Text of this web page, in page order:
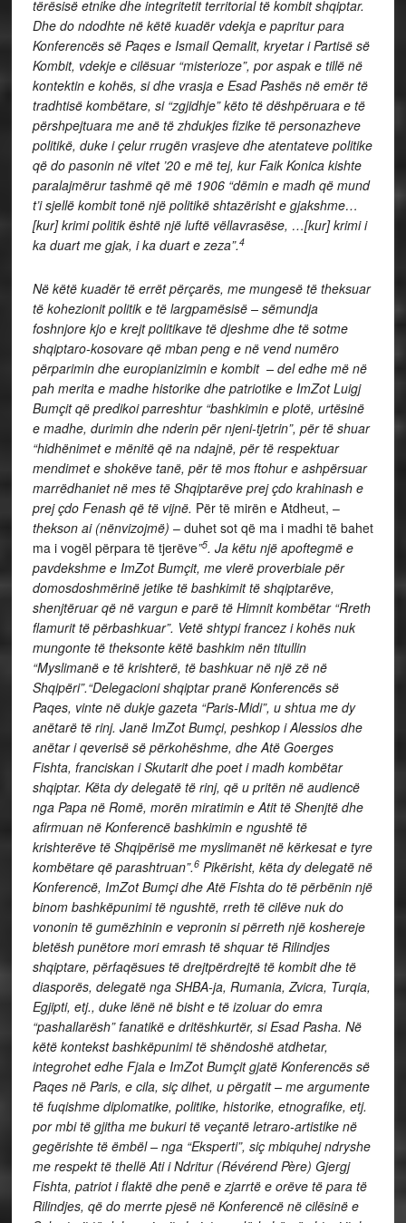
tërësisë etnike dhe integritetit territorial të kombit shqiptar.
Dhe do ndodhte në këtë kuadër vdekja e papritur para
Konferencës së Paqes e Ismail Qemalit, kryetar i Partisë së
Kombit, vdekje e cilësuar “misterioze”, por aspak e tillë në
kontektin e kohës, si dhe vrasja e Esad Pashës në emër të
tradhtisë kombëtare, si “zgjidhje” këto të dëshpëruara e të
përshpejtuara me anë të zhdukjes fizike të personazheve
politikë, duke i çelur rrugën vrasjeve dhe atentateve politike
që do pasonin në vitet ’20 e më tej, kur Faik Konica kishte
paralajmërur tashmë që më 1906 “dëmin e madh që mund
t’i sjellë kombit tonë një politikë shtazërisht e gjakshme…
[kur] krimi politik është një luftë vëllavrasëse, …[kur] krimi i
ka duart me gjak, i ka duart e zeza”.4
Në këtë kuadër të errët përçarës, me mungesë të theksuar
të kohezionit politik e të largpamësisë –sëmundja
foshnjore kjo e krejt politikave të djeshme dhe të sotme
shqiptaro-kosovare që mban peng e në vend numëro
përparimin dhe europianizimin e kombit –del edhe më në
pah merita e madhe historike dhe patriotike e ImZot Luigj
Bumçit që predikoi parreshtur “bashkimin e plotë, urtësinë
e madhe, durimin dhe nderin për njeni-tjetrin”, për të shuar
“hidhënimet e mënitë që na ndajnë, për të respektuar
mendimet e shokëve tanë, për të mos ftohur e ashpërsuar
marrëdhaniet në mes të Shqiptarëve prej çdo krahinash e
prej çdo Fenash që të vijnë. Për të mirën e Atdheut, –
thekson ai (nënvizojmë) – duhet sot që ma i madhi të bahet
ma i vogël përpara të tjerëve”5. Ja këtu një apoftegmë e
pavdekshme e ImZot Bumçit, me vlerë proverbiale për
domosdoshmërinë jetike të bashkimit të shqiptarëve,
shenjtëruar që në vargun e parë të Himnit kombëtar “Rreth
flamurit të përbashkuar”. Vetë shtypi francez i kohës nuk
mungonte të theksonte këtë bashkim nën titullin
“Myslimanë e të krishterë, të bashkuar në një zë në
Shqipëri”.“Delegacioni shqiptar pranë Konferencës së
Paqes, vinte në dukje gazeta “Paris-Midi”, u shtua me dy
anëtarë të rinj. Janë ImZot Bumçi, peshkop i Alessios dhe
anëtar i qeverisë së përkohëshme, dhe Atë Goerges
Fishta, franciskan i Skutarit dhe poet i madh kombëtar
shqiptar. Këta dy delegatë të rinj, që u pritën në audiencë
nga Papa në Romë, morën miratimin e Atit të Shenjtë dhe
afirmuan në Konferencë bashkimin e ngushtë të
krishterëve të Shqipërisë me myslimanët në kërkesat e tyre
kombëtare që parashtruan”.6Pikërisht, këta dy delegatë në
Konferencë, ImZot Bumçi dhe Atë Fishta do të përbënin një
binom bashkëpunimi të ngushtë, rreth të cilëve nuk do
vononin të gumëzhinin e vepronin si përreth një koshereje
bletësh punëtore mori emrash të shquar të Rilindjes
shqiptare, përfaqësues të drejtpërdrejtë të kombit dhe të
diasporës, delegatë nga SHBA-ja, Rumania, Zvicra, Turqia,
Egjipti, etj., duke lënë në bisht e të izoluar do emra
“pashallarësh” fanatikë e dritëshkurtër, si Esad Pasha. Në
këtë kontekst bashkëpunimi të shëndoshë atdhetar,
integrohet edhe Fjala e ImZot Bumçit gjatë Konferencës së
Paqes në Paris, e cila, siç dihet, u përgatit–me argumente
të fuqishme diplomatike, politike, historike, etnografike, etj.
por mbi të gjitha me bukuri të veçantë letraro-artistike në
gegërishte të ëmbël–nga “Eksperti”, siç mbiquhej ndryshe
me respekt të thellë Ati i Ndritur (Révérend Père) Gjergj
Fishta, patriot i flaktë dhe penë e zjarrtë e orëve të para të
Rilindjes, që do merrte pjesë në Konferencë në cilësinë e